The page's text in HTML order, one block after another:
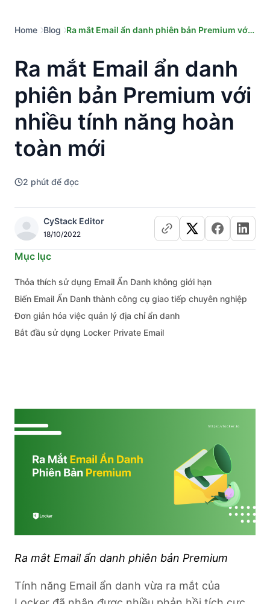
Home Blog
Ra mắt Email ẩn danh phiên bản Premium với
Ra mắt Email ẩn danh
phiên bản Premium với
nhiều tính năng hoàn
toàn mới
2 phút để đọc
CyStack Editor
18/10/2022
Mục lục
Thỏa thích sử dụng Email Ẩn Danh không giới hạn
Biến Email Ẩn Danh thành công cụ giao tiếp chuyên nghiệp
Đơn giản hóa việc quản lý địa chỉ ẩn danh
Bắt đầu sử dụng Locker Private Email
Ra mắt Email ẩn danh phiên bản Premium
Tính năng Email ẩn danh vừa ra mắt của